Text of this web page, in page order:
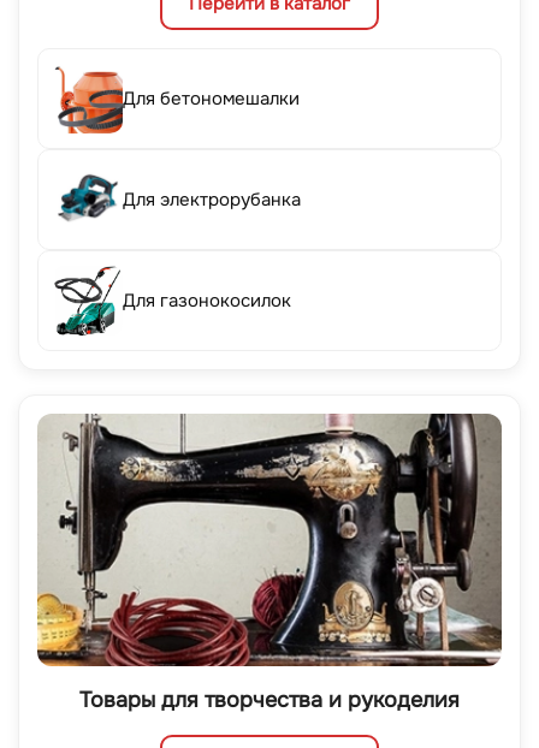
Для бетономешалки
Для электрорубанка
Для газонокосилок
Товары для творчества и рукоделия